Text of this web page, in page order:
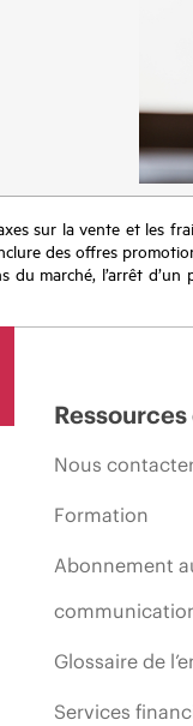
sur la vente et les
des offres
du marché, l’arrêt
Nous
Formation
Abonnement
Glossaire de
Services